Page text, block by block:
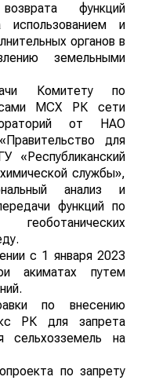
функций
использованием и
органов в
земельными
Комитету по
МСХ РК сети
от НАО
для
службы»,
анализ и
функций по
с 1 января 2023
акиматах путем
по внесению
РК для запрета
сельхозземель на
по запрету